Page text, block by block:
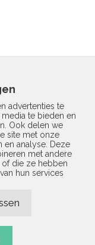
advertenties te
te bieden en
Ook delen we
site met onze
en analyse. Deze
met andere
of die ze hebben
hun services